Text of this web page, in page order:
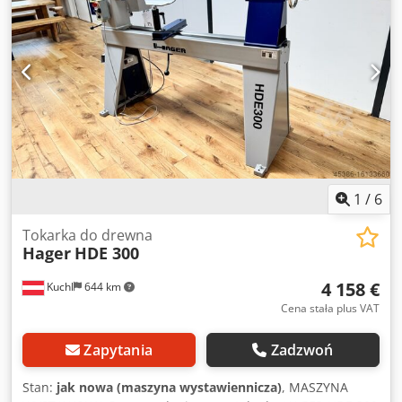
bezpieczeństwa ASR (Euro) - Otwór wrzeciona (średnica) 20
mm - Frez konika 150 mm / MK3 -Górna część podparcia
dłoni 300 mm -Waga 270 kg -Długość x szerokość 1800 x
640 mm - Silnik 2,2 kW / 3 HP Maszyna znajduje się w A-
5431 Kuchl i może być sprawdzona w dowolnym momencie
w godzinach otwarcia. Z zastrzeżeniem wcześniejszej
sprzedaży! Powiązane terminy: tokarka, tokarka, tokarka,
tokarka, tokarka do drewna, tokarka do drewna, toczenie,
nóż tokarski, toczenie, maszyna, Hager Numer
referencyjny: R-A0117
1 / 6
Kuchl 644 km
Tokarka do drewna
Hager HDE 300
4 158 €
Cena stała plus VAT
Zapytania Zadzwoń
Stan: jak nowa (maszyna wystawiennicza), MASZYNA